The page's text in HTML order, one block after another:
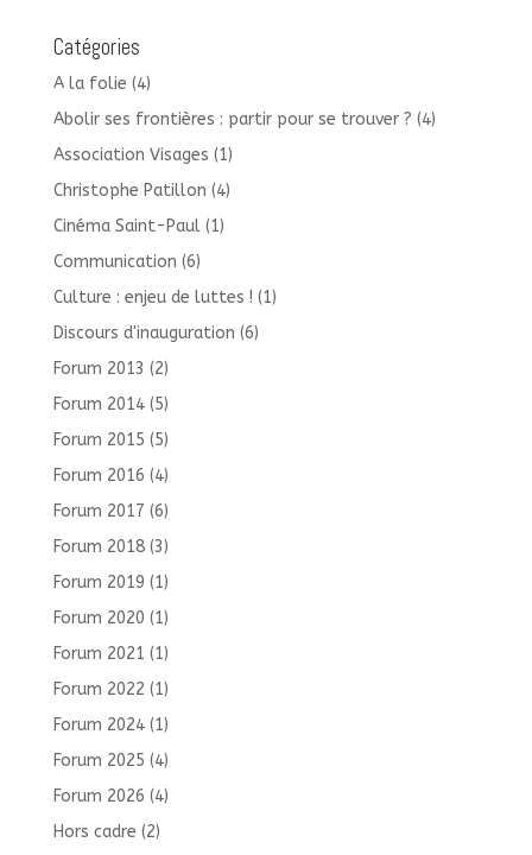
Catégories
A la folie (4)
Abolir ses frontières : partir pour se trouver ? (4)
Association Visages (1)
Christophe Patillon (4)
Cinéma Saint-Paul(1)
Communication (6)
Culture : enjeu de luttes ! (1)
Discours d'inauguration (6)
Forum 2013 (2)
Forum 2014(5)
Forum 2015 (5)
Forum 2016 (4)
Forum 2017 (6)
Forum 2018(3)
Forum 2019 (1)
Forum 2020 (1)
Forum 2021 (1)
Forum 2022 (1)
Forum 2024(1)
Forum 2025 (4)
Forum 2026 (4)
Hors cadre (2)